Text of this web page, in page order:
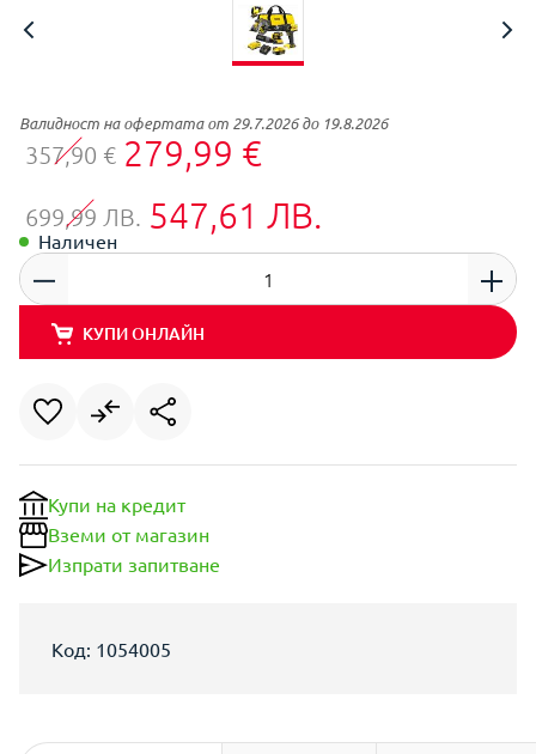
Валидност на офертата от 29.7.2026 до 19.8.2026
357,90 € 279,99 €
699,99 ЛВ. 547,61 ЛВ.
Наличен
КУПИ ОНЛАЙН
Купи на кредит
Вземи от магазин
Изпрати запитване
Код: 1054005